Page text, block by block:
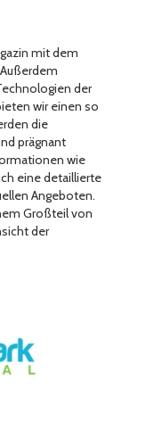
mit dem
der
wir einen so
die
prägnant
wie
eine detaillierte
Angeboten.
Großteil von
der